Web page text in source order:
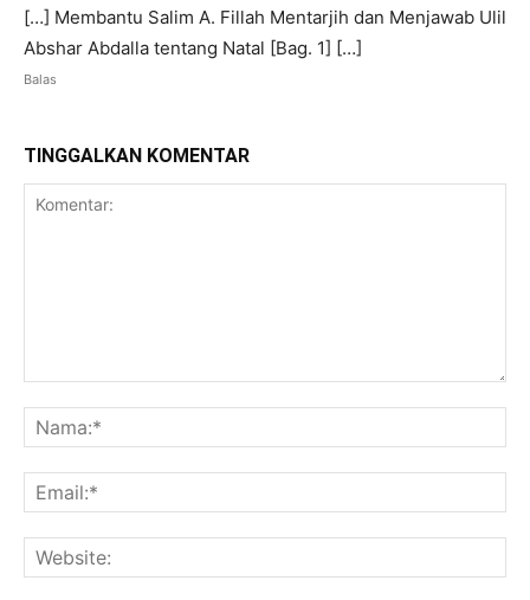
[…] Membantu Salim A. Fillah Mentarjih dan Menjawab Ulil
Abshar Abdalla tentang Natal [Bag. 1] […]
Balas
TINGGALKAN KOMENTAR